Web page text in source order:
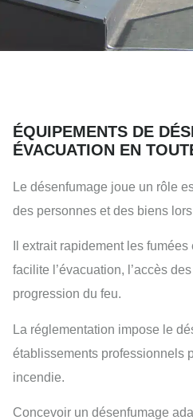
ÉQUIPEMENTS DE
ÉVACUATION EN
Le désenfumage joue un rôle
des personnes et des biens
Il extrait rapidement les
facilite l’évacuation, l’accès
progression du feu.
La réglementation impose le
établissements professionnels
incendie.
Concevoir un désenfumage